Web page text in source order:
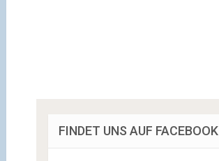
FINDET UNS AUF FACEBOOK